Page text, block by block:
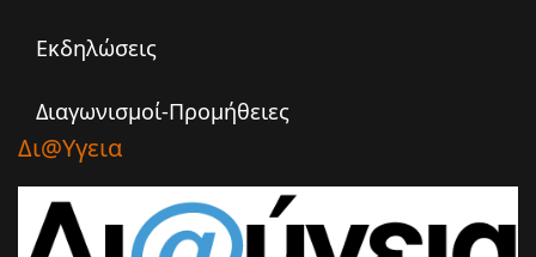
Εκδηλώσεις
Διαγωνισμοί-Προμήθειες
Δι@υγεια